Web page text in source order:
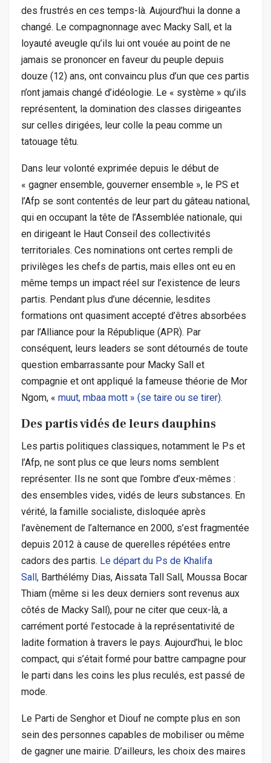
des frustrés en ces temps-là. Aujourd’hui la donne a
changé. Le compagnonnage avec Macky Sall, et la
loyauté aveugle qu’ils lui ont vouée au point de ne
jamais se prononcer en faveur du peuple depuis
douze (12) ans, ont convaincu plus d’un que ces partis
n’ont jamais changé d’idéologie. Le « système » qu’ils
représentent, la domination des classes dirigeantes
sur celles dirigées, leur colle la peau comme un
tatouage têtu.
Dans leur volonté exprimée depuis le début de
« gagner ensemble, gouverner ensemble », le PS et
l’Afp se sont contentés de leur part du gâteau national,
qui en occupant la tête de l’Assemblée nationale, qui
en dirigeant le Haut Conseil des collectivités
territoriales. Ces nominations ont certes rempli de
privilèges les chefs de partis, mais elles ont eu en
même temps un impact réel sur l’existence de leurs
partis. Pendant plus d’une décennie, lesdites
formations ont quasiment accepté d’êtres absorbées
par l’Alliance pour la République (APR). Par
conséquent, leurs leaders se sont détournés de toute
question embarrassante pour Macky Sall et
compagnie et ont appliqué la fameuse théorie de Mor
Ngom, « muut, mbaa mott » (se taire ou se tirer).
Des partis vidés de leurs dauphins
Les partis politiques classiques, notamment le Ps et
l’Afp, ne sont plus ce que leurs noms semblent
représenter. Ils ne sont que l’ombre d’eux-mêmes :
des ensembles vides, vidés de leurs substances. En
vérité, la famille socialiste, disloquée après
l’avènement de l’alternance en 2000, s’est fragmentée
depuis 2012 à cause de querelles répétées entre
cadors des partis. Le départ du Ps de Khalifa
Sall, Barthélémy Dias, Aissata Tall Sall, Moussa Bocar
Thiam (même si les deux derniers sont revenus aux
côtés de Macky Sall), pour ne citer que ceux-là, a
carrément porté l’estocade à la représentativité de
ladite formation à travers le pays. Aujourd’hui, le bloc
compact, qui s’était formé pour battre campagne pour
le parti dans les coins les plus reculés, est passé de
mode.
Le Parti de Senghor et Diouf ne compte plus en son
sein des personnes capables de mobiliser ou même
de gagner une mairie. D’ailleurs, les choix des maires